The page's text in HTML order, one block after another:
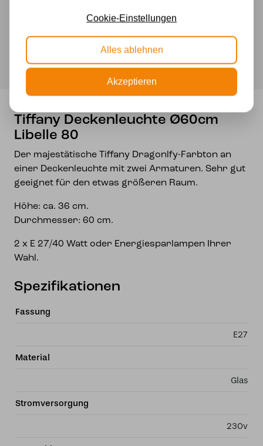
Menge
Kostenloser Versand in Deutschland ab 99 €
Kostenlose Lichtquellen inklusive
Sichere Zahlung im Anschluss mit Klarna
Tiffany Deckenleuchte Ø60cm
Libelle 80
Der majestätische Tiffany Dragonlfy-Farbton an
einer Deckenleuchte mit zwei Armaturen. Sehr gut
geeignet für den etwas größeren Raum.
Höhe: ca. 36 cm.
Durchmesser: 60 cm.
2 x E 27/40 Watt oder Energiesparlampen Ihrer
Wahl.
Spezifikationen
Fassung
E27
Material
Glas
Stromversorgung
230v
Cookie-Einstellungen
Alles ablehnen
Akzeptieren